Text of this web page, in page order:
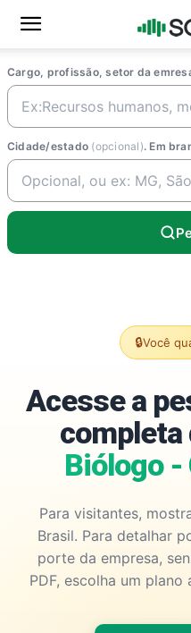
Cargo, profissão, setor da
Cidade/estado (opcional). Em
🔒Você
Acesse a
completa
Biólogo -
Para visitantes,
Brasil. Para detalhar
porte da empresa,
PDF, escolha um